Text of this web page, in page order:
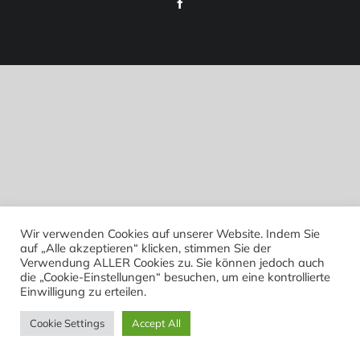
Wir verwenden Cookies auf unserer Website. Indem Sie
auf „Alle akzeptieren“ klicken, stimmen Sie der
Verwendung ALLER Cookies zu. Sie können jedoch auch
die „Cookie-Einstellungen“ besuchen, um eine kontrollierte
Einwilligung zu erteilen.
Cookie Settings Accept All